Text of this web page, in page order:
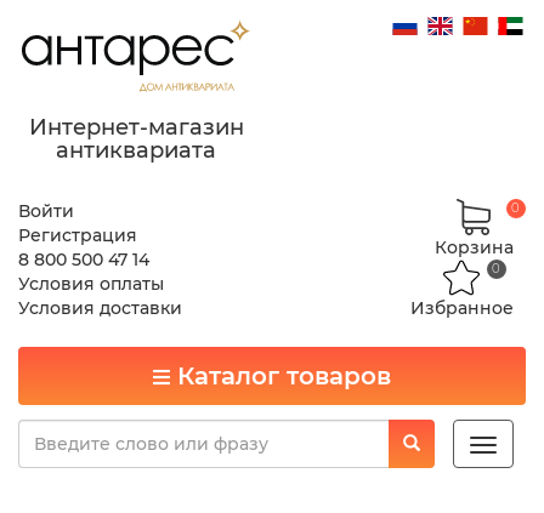
Интернет-магазин
антиквариата
Войти
Регистрация
8 800 500 47 14
Условия оплаты
Условия доставки
Корзина
0
Избранное
0
Каталог товаров
Toggle